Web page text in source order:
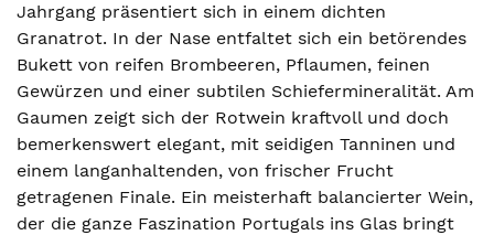
Jahrgang präsentiert sich in einem dichten
Granatrot. In der Nase entfaltet sich ein betörendes
Bukett von reifen Brombeeren, Pflaumen, feinen
Gewürzen und einer subtilen Schiefermineralität. Am
Gaumen zeigt sich der Rotwein kraftvoll und doch
bemerkenswert elegant, mit seidigen Tanninen und
einem langanhaltenden, von frischer Frucht
getragenen Finale. Ein meisterhaft balancierter Wein,
der die ganze Faszination Portugals ins Glas bringt